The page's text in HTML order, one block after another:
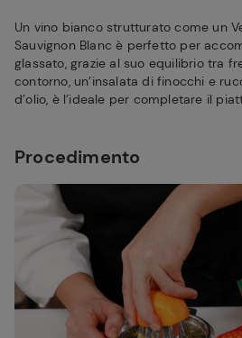
Un vino bianco strutturato come un
Sauvignon Blanc è perfetto per
glassato, grazie al suo equilibrio tra
contorno, un’insalata di finocchi e
d’olio, è l’ideale per completare il
Procedimento